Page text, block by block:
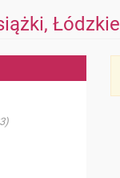
Łódzkie